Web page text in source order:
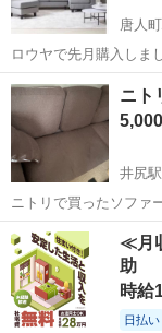
唐人
ロウヤで先月購入しま
り致します。とても綺
福岡 福岡市 唐
ニ
井尻駅
ニトリで買ったソファ
ーブルを変えて、スペ
分も手伝いますが、リ
がいいかもデザイン) あ
福岡 福岡市 井
≪月
助
時給
日払い